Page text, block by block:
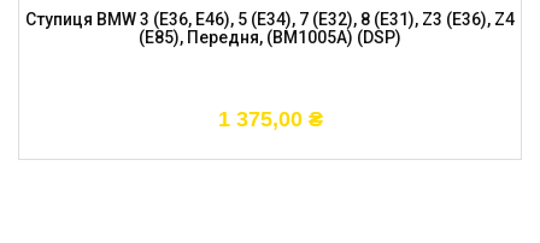
Ступиця BMW 3 (E36, E46), 5 (E34), 7 (E32), 8 (E31), Z3 (E36), Z4
(E85), Передня, (BM1005A) (DSP)
1 375,00 ₴